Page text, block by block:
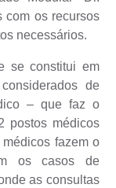
com os recursos
necessários.
se constitui em
de
– que faz o
postos médicos
fazem o
os casos de
as consultas